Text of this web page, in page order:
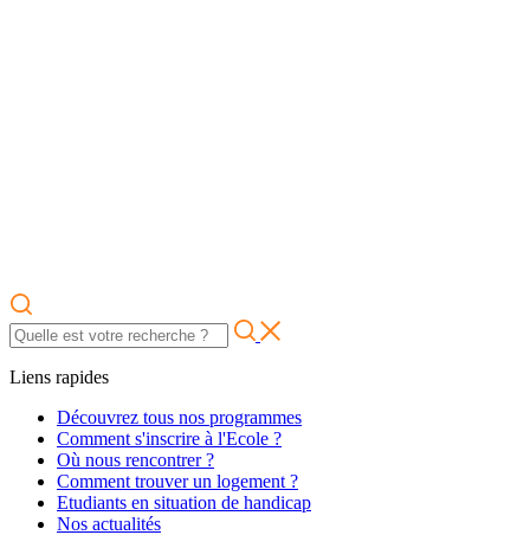
Liens rapides
Découvrez tous nos programmes
Comment s'inscrire à l'Ecole ?
Où nous rencontrer ?
Comment trouver un logement ?
Etudiants en situation de handicap
Nos actualités